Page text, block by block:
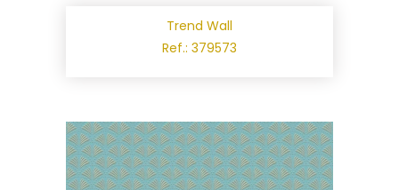
Trend Wall
Ref.: 379573